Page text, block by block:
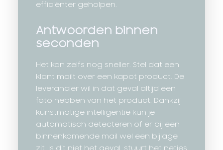
efficiënter geholpen.
Antwoorden binnen
seconden
Het kan zelfs nog sneller. Stel dat een
klant mailt over een kapot product. De
leverancier wil in dat geval altijd een
foto hebben van het product. Dankzij
kunstmatige intelligentie kun je
automatisch detecteren of er bij een
binnenkomende mail wel een bijlage
zit. Is dit niet het geval, stuurt het netjes